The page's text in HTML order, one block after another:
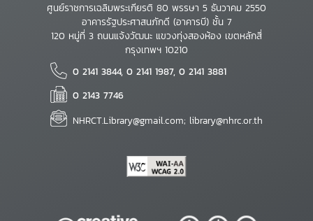
ศูนย์ราชการเฉลิมพระเกียรติ 80 พรรษา 5 ธันวาคม 2550
อาคารรัฐประศาสนภักดี (อาคารบี) ชั้น 7
120 หมู่ที่ 3 ถนนแจ้งวัฒนะ แขวงทุ่งสองห้อง เขตหลักสี่
กรุงเทพฯ 10210
0 2141 3844, 0 2141 1987, 0 2141 3881
0 2143 7746
NHRCT.Library@gmail.com; library@nhrc.or.th